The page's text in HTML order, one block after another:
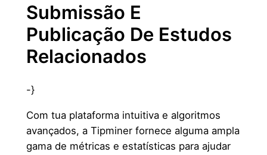
Submissão E
Publicação De Estudos
Relacionados
-}
Com tua plataforma intuitiva e algoritmos
avançados, a Tipminer fornece alguma ampla
gama de métricas e estatísticas para ajudar